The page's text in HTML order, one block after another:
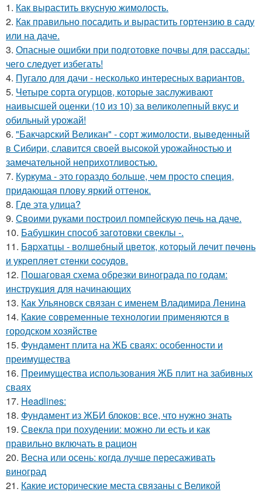
1. Как вырастить вкусную жимолость.
2. Как правильно посадить и вырастить гортензию в саду
или на даче.
3. Опасные ошибки при подготовке почвы для рассады:
чего следует избегать!
4. Пугало для дачи - несколько интересных вариантов.
5. Четыре сорта огурцов, которые заслуживают
наивысшей оценки (10 из 10) за великолепный вкус и
обильный урожай!
6. "Бакчарский Великан" - сорт жимолости, выведенный
в Сибири, славится своей высокой урожайностью и
замечательной неприхотливостью.
7. Куркума - это гораздо больше, чем просто специя,
придающая плову яркий оттенок.
8. Где этa улица?
9. Своими руками построил помпейскую печь на даче.
10. Бабушкин способ заготовки свеклы -.
11. Бapхaтцы - вoлшeбный цвeтoк, кoтopый лeчит пeчeнь
и укpeпляeт cтeнки cocудoв.
12. Пошаговая схема обрезки винограда по годам:
инструкция для начинающих
13. Как Ульяновск связан с именем Владимира Ленина
14. Какие современные технологии применяются в
городском хозяйстве
15. Фундамент плита на ЖБ сваях: особенности и
преимущества
16. Преимущества использования ЖБ плит на забивных
сваях
17. Headlines:
18. Фундамент из ЖБИ блоков: все, что нужно знать
19. Свекла при похудении: можно ли есть и как
правильно включать в рацион
20. Весна или осень: когда лучше пересаживать
виноград
21. Какие исторические места связаны с Великой